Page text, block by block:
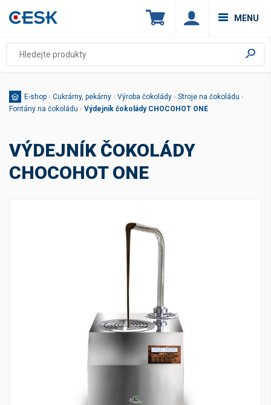
MENU
E-shop › Cukrárny, pekárny › Výroba čokolády › Stroje na čokoládu ›
Fontány na čokoládu › Výdejník čokolády CHOCOHOT ONE
VÝDEJNÍK ČOKOLÁDY
CHOCOHOT ONE